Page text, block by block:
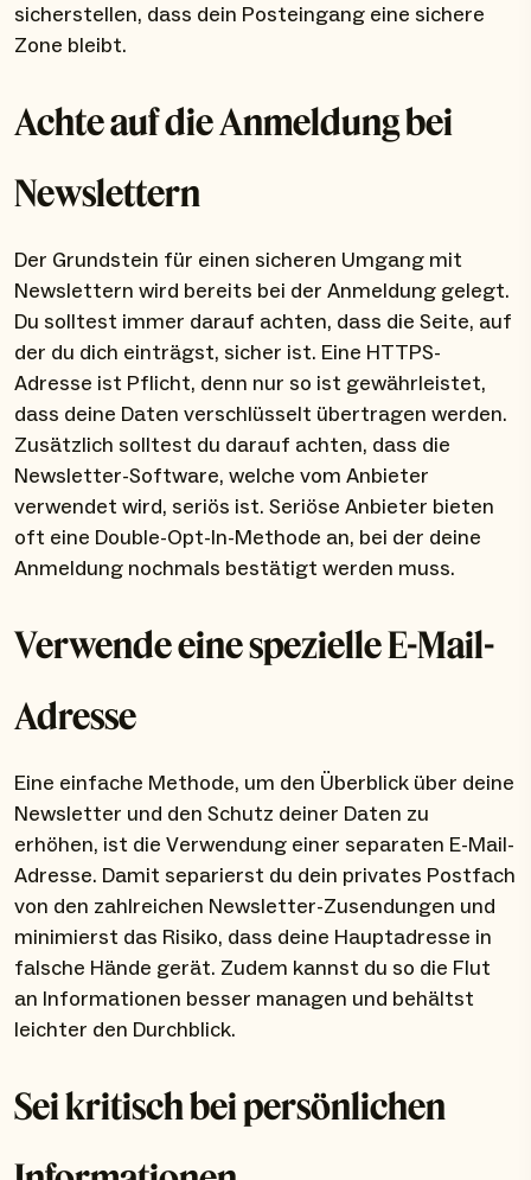
sicherstellen, dass dein Posteingang eine sichere
Zone bleibt.
Achte auf die Anmeldung bei
Newslettern
Der Grundstein für einen sicheren Umgang mit
Newslettern wird bereits bei der Anmeldung gelegt.
Du solltest immer darauf achten, dass die Seite, auf
der du dich einträgst, sicher ist. Eine HTTPS-
Adresse ist Pflicht, denn nur so ist gewährleistet,
dass deine Daten verschlüsselt übertragen werden.
Zusätzlich solltest du darauf achten, dass die
Newsletter-Software, welche vom Anbieter
verwendet wird, seriös ist. Seriöse Anbieter bieten
oft eine Double-Opt-In-Methode an, bei der deine
Anmeldung nochmals bestätigt werden muss.
Verwende eine spezielle E-Mail-
Adresse
Eine einfache Methode, um den Überblick über deine
Newsletter und den Schutz deiner Daten zu
erhöhen, ist die Verwendung einer separaten E-Mail-
Adresse. Damit separierst du dein privates Postfach
von den zahlreichen Newsletter-Zusendungen und
minimierst das Risiko, dass deine Hauptadresse in
falsche Hände gerät. Zudem kannst du so die Flut
an Informationen besser managen und behältst
leichter den Durchblick.
Sei kritisch bei persönlichen